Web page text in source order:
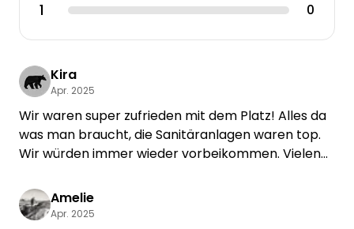
1 0
Kira
Apr. 2025
Wir waren super zufrieden mit dem Platz! Alles da
was man braucht, die Sanitäranlagen waren top.
Wir würden immer wieder vorbeikommen. Vielen
Amelie
Apr. 2025